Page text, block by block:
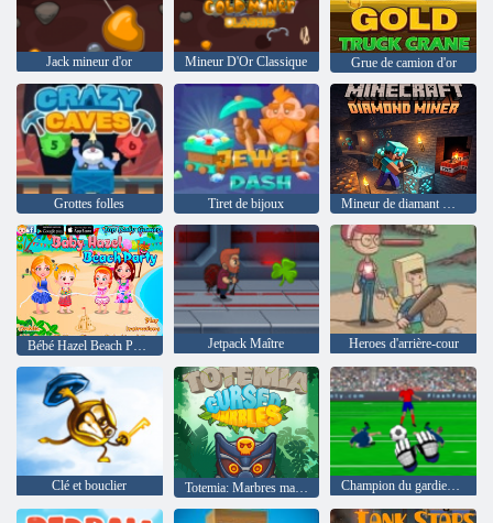
Jack mineur d'or Mineur D'Or Classique Grue de camion d'or
Grottes folles Tiret de bijoux Mineur de diamant Minecraft
Jetpack Maître Heroes d'arrière-cour
Clé et bouclier Totemia: Marbres maudits Champion du gardien de but